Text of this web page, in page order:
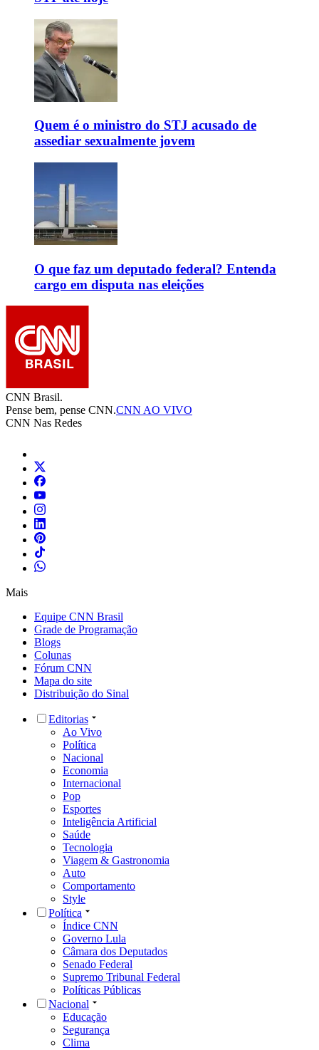
Quem é o ministro do STJ acusado de
assediar sexualmente jovem
O que faz um deputado federal? Entenda
cargo em disputa nas eleições
CNN Brasil.
Pense bem, pense CNN.CNN AO VIVO
CNN Nas Redes
Mais
Equipe CNN Brasil
Grade de Programação
Blogs
Colunas
Fórum CNN
Mapa do site
Distribuição do Sinal
Editorias
Ao Vivo
Política
Nacional
Economia
Internacional
Pop
Esportes
Inteligência Artificial
Saúde
Tecnologia
Viagem & Gastronomia
Auto
Comportamento
Style
Política
Índice CNN
Governo Lula
Câmara dos Deputados
Senado Federal
Supremo Tribunal Federal
Políticas Públicas
Nacional
Educação
Segurança
Clima